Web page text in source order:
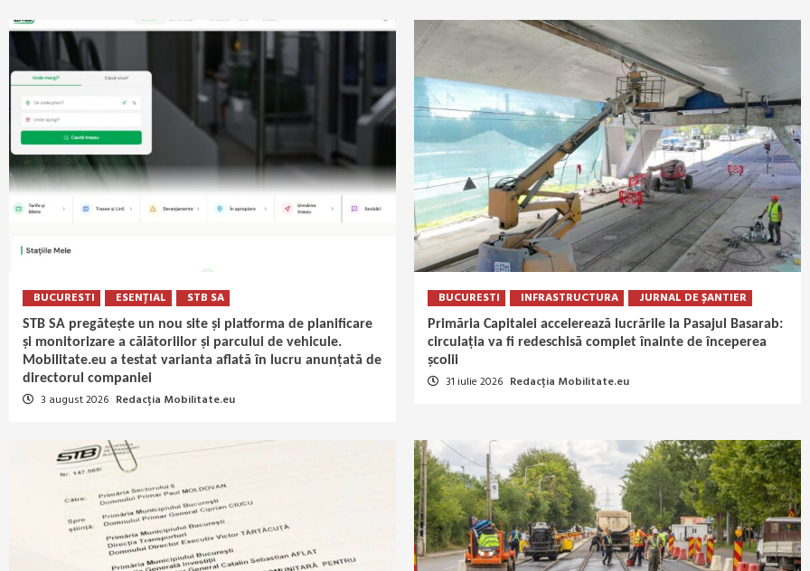
BUCURESTI ESENȚIAL STB SA
STB SA pregătește un nou site și platforma de planificare
și monitorizare a călătoriilor și parcului de vehicule.
Mobilitate.eu a testat varianta aflată în lucru anunțată de
directorul companiei
3 august 2026 Redacția Mobilitate.eu
BUCURESTI INFRASTRUCTURA JURNAL DE ȘANTIER
Primăria Capitalei accelerează lucrările la Pasajul Basarab:
circulația va fi redeschisă complet înainte de începerea
școlii
31 iulie 2026 Redacția Mobilitate.eu